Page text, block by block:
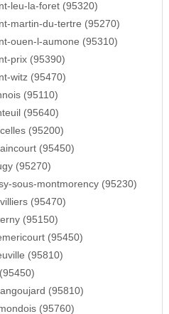
leu-la-foret (95320)
martin-du-tertre (95270)
ouen-l-aumone (95310)
prix (95390)
witz (95470)
(95110)
(95640)
(95200)
(95450)
(95270)
sous-montmorency (95230)
(95470)
(95150)
(95450)
(95810)
(95810)
(95760)